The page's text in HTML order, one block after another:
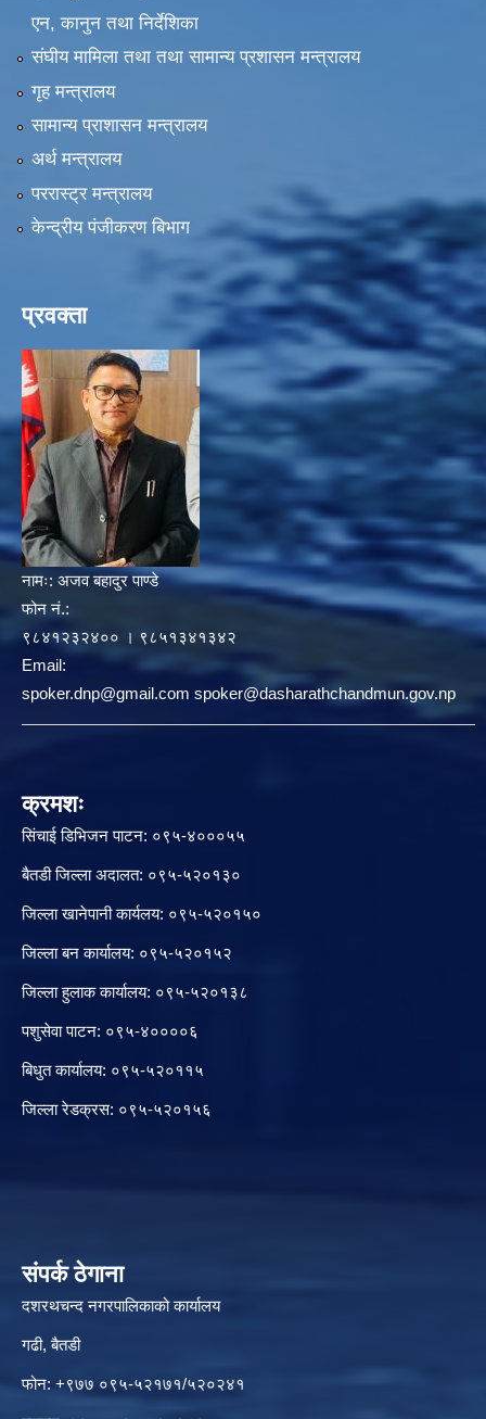
एन, कानुन तथा निर्देशिका
संघीय मामिला तथा तथा सामान्य प्रशासन मन्त्रालय
गृह मन्त्रालय
सामान्य प्राशासन मन्त्रालय
अर्थ मन्त्रालय
पररास्ट्र मन्त्रालय
केन्द्रीय पंजीकरण बिभाग
प्रवक्ता
नामः: अजव बहादुर पाण्डे
फोन नं.:
९८४१२३२४०० । ९८५१३४१३४२
Email:
spoker.dnp@gmail.com spoker@dasharathchandmun.gov.np
क्रमशः
सिंचाई डिभिजन पाटन: ०९५-४०००५५
बैतडी जिल्ला अदालत: ०९५-५२०१३०
जिल्ला खानेपानी कार्यलय: ०९५-५२०१५०
जिल्ला बन कार्यालय: ०९५-५२०१५२
जिल्ला हुलाक कार्यालय: ०९५-५२०१३८
पशुसेवा पाटन: ०९५-४००००६
बिधुत कार्यालय: ०९५-५२०११५
जिल्ला रेडक्रस: ०९५-५२०१५६
संपर्क ठेगाना
दशरथचन्द नगरपालिकाको कार्यालय
गढी, बैतडी
फोन: +९७७ ०९५-५२१७१/५२०२४१